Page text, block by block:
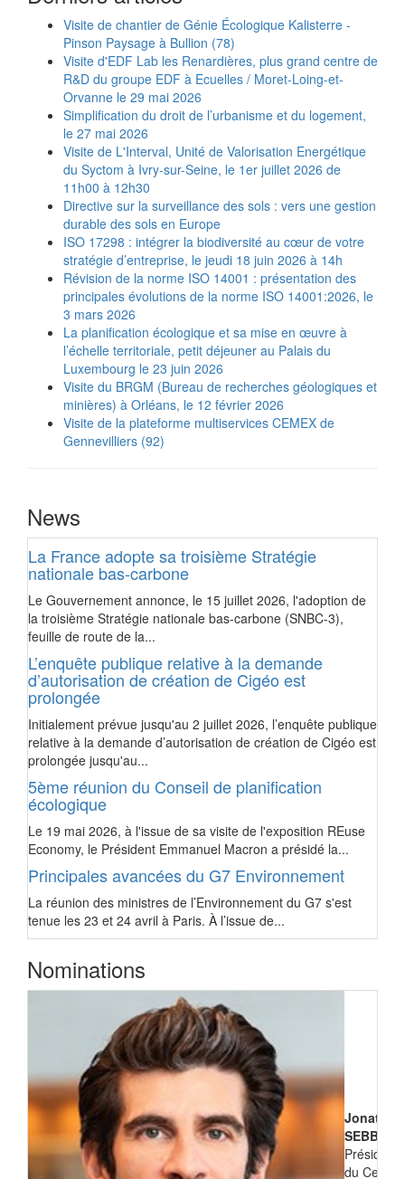
Visite de chantier de Génie Écologique Kalisterre -
Pinson Paysage à Bullion (78)
Visite d'EDF Lab les Renardières, plus grand centre de
R&D du groupe EDF à Ecuelles / Moret-Loing-et-
Orvanne le 29 mai 2026
Simplification du droit de l’urbanisme et du logement,
le 27 mai 2026
Visite de L'Interval, Unité de Valorisation Energétique
du Syctom à Ivry-sur-Seine, le 1er juillet 2026 de
11h00 à 12h30
Directive sur la surveillance des sols : vers une gestion
durable des sols en Europe
ISO 17298 : intégrer la biodiversité au cœur de votre
stratégie d’entreprise, le jeudi 18 juin 2026 à 14h
Révision de la norme ISO 14001 : présentation des
principales évolutions de la norme ISO 14001:2026, le
3 mars 2026
La planification écologique et sa mise en œuvre à
l’échelle territoriale, petit déjeuner au Palais du
Luxembourg le 23 juin 2026
Visite du BRGM (Bureau de recherches géologiques et
minières) à Orléans, le 12 février 2026
Visite de la plateforme multiservices CEMEX de
Gennevilliers (92)
News
La France adopte sa troisième Stratégie
nationale bas-carbone
Le Gouvernement annonce, le 15 juillet 2026, l'adoption de
la troisième Stratégie nationale bas-carbone (SNBC-3),
feuille de route de la...
L’enquête publique relative à la demande
d’autorisation de création de Cigéo est
prolongée
Initialement prévue jusqu'au 2 juillet 2026, l’enquête publique
relative à la demande d’autorisation de création de Cigéo est
prolongée jusqu'au...
5ème réunion du Conseil de planification
écologique
Le 19 mai 2026, à l'issue de sa visite de l'exposition REuse
Economy, le Président Emmanuel Macron a présidé la...
Principales avancées du G7 Environnement
La réunion des ministres de l’Environnement du G7 s'est
tenue les 23 et 24 avril à Paris. À l’issue de...
Nominations
Jonathan
SEBBANE
Président
du Centre